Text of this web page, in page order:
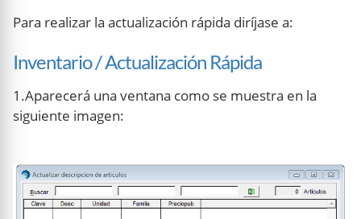
Para realizar la actualización rápida diríjase a:
Inventario / Actualización Rápida
1.Aparecerá una ventana como se muestra en la
siguiente imagen: